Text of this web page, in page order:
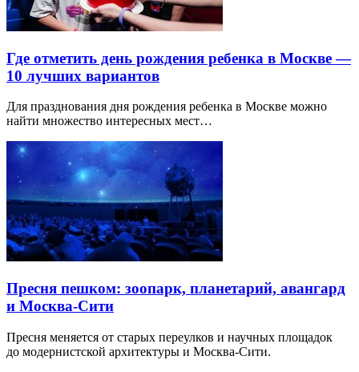
Где отметить день рождения ребенка в Москве —
10 лучших вариантов
Для празднования дня рождения ребенка в Москве можно
найти множество интересных мест…
Пресня пешком: зоопарк, планетарий, авангард
и Москва-Сити
Пресня меняется от старых переулков и научных площадок
до модернистской архитектуры и Москва-Сити.